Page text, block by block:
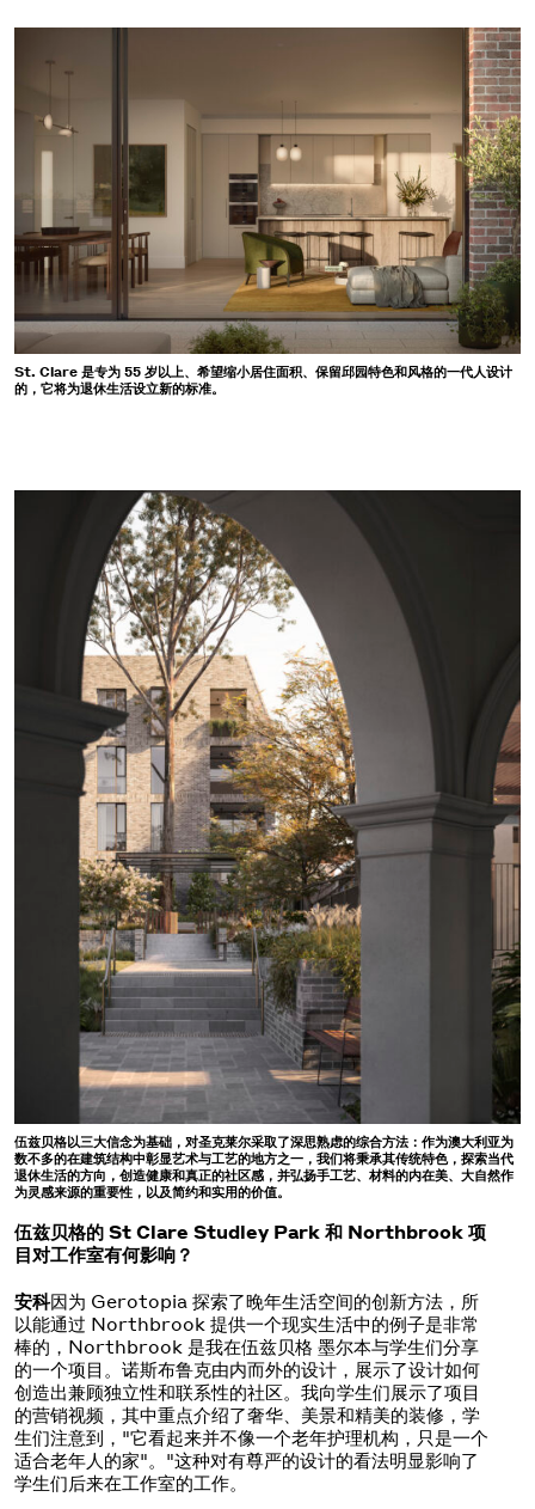
St. Clare 是专为 55 岁以上、希望缩小居住面积、保留邱园特色和风格的一代人设计
的，它将为退休生活设立新的标准。
伍兹贝格以三大信念为基础，对圣克莱尔采取了深思熟虑的综合方法：作为澳大利亚为
数不多的在建筑结构中彰显艺术与工艺的地方之一，我们将秉承其传统特色，探索当代
退休生活的方向，创造健康和真正的社区感，并弘扬手工艺、材料的内在美、大自然作
为灵感来源的重要性，以及简约和实用的价值。
伍兹贝格的 St Clare Studley Park 和 Northbrook 项
目对工作室有何影响？
安科因为 Gerotopia 探索了晚年生活空间的创新方法，所
以能通过 Northbrook 提供一个现实生活中的例子是非常
棒的，Northbrook 是我在伍兹贝格 墨尔本与学生们分享
的一个项目。诺斯布鲁克由内而外的设计，展示了设计如何
创造出兼顾独立性和联系性的社区。我向学生们展示了项目
的营销视频，其中重点介绍了奢华、美景和精美的装修，学
生们注意到，"它看起来并不像一个老年护理机构，只是一个
适合老年人的家"。"这种对有尊严的设计的看法明显影响了
学生们后来在工作室的工作。